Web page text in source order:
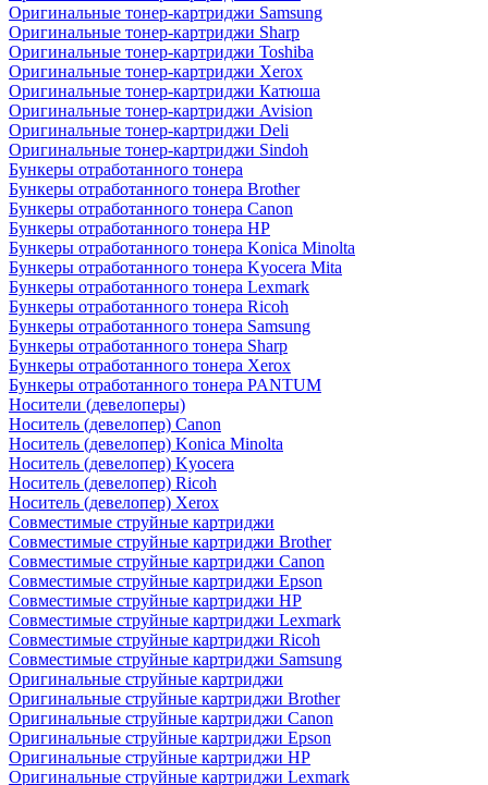
Оригинальные тонер-картриджи Samsung
Оригинальные тонер-картриджи Sharp
Оригинальные тонер-картриджи Toshiba
Оригинальные тонер-картриджи Xerox
Оригинальные тонер-картриджи Катюша
Оригинальные тонер-картриджи Avision
Оригинальные тонер-картриджи Deli
Оригинальные тонер-картриджи Sindoh
Бункеры отработанного тонера
Бункеры отработанного тонера Brother
Бункеры отработанного тонера Canon
Бункеры отработанного тонера HP
Бункеры отработанного тонера Konica Minolta
Бункеры отработанного тонера Kyocera Mita
Бункеры отработанного тонера Lexmark
Бункеры отработанного тонера Ricoh
Бункеры отработанного тонера Samsung
Бункеры отработанного тонера Sharp
Бункеры отработанного тонера Xerox
Бункеры отработанного тонера PANTUM
Носители (девелоперы)
Носитель (девелопер) Canon
Носитель (девелопер) Konica Minolta
Носитель (девелопер) Kyocera
Носитель (девелопер) Ricoh
Носитель (девелопер) Xerox
Совместимые струйные картриджи
Совместимые струйные картриджи Brother
Совместимые струйные картриджи Canon
Совместимые струйные картриджи Epson
Совместимые струйные картриджи HP
Совместимые струйные картриджи Lexmark
Совместимые струйные картриджи Ricoh
Совместимые струйные картриджи Samsung
Оригинальные струйные картриджи
Оригинальные струйные картриджи Brother
Оригинальные струйные картриджи Canon
Оригинальные струйные картриджи Epson
Оригинальные струйные картриджи HP
Оригинальные струйные картриджи Lexmark